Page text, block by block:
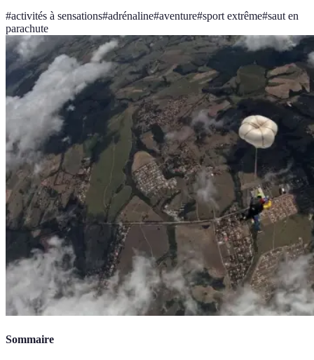
#activités à sensations#adrénaline#aventure#sport extrême#saut en
parachute
Sommaire